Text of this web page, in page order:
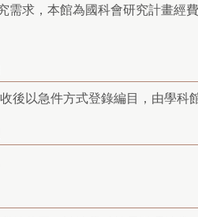
需求，本館為國科會研究計畫經
後以急件方式登錄編目，由學科